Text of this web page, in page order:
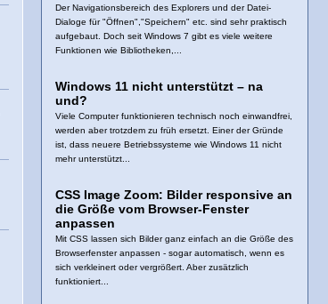
Der Navigationsbereich des Explorers und der Datei-
Dialoge für "Öffnen","Speichern" etc. sind sehr praktisch
aufgebaut. Doch seit Windows 7 gibt es viele weitere
Funktionen wie Bibliotheken,...
Windows 11 nicht unterstützt – na
und?
Viele Computer funktionieren technisch noch einwandfrei,
werden aber trotzdem zu früh ersetzt. Einer der Gründe
ist, dass neuere Betriebssysteme wie Windows 11 nicht
mehr unterstützt...
CSS Image Zoom: Bilder responsive an
die Größe vom Browser-Fenster
anpassen
Mit CSS lassen sich Bilder ganz einfach an die Größe des
Browserfenster anpassen - sogar automatisch, wenn es
sich verkleinert oder vergrößert. Aber zusätzlich
funktioniert...